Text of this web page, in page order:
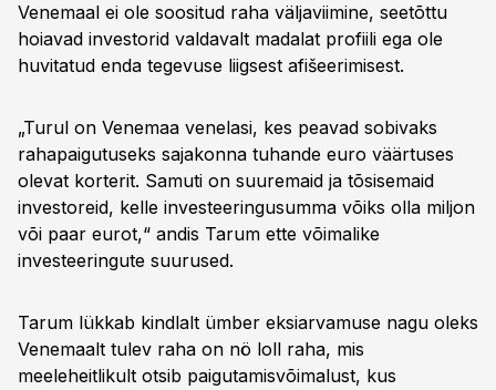
Venemaal ei ole soositud raha väljaviimine, seetõttu
hoiavad investorid valdavalt madalat profiili ega ole
huvitatud enda tegevuse liigsest afišeerimisest.
„Turul on Venemaa venelasi, kes peavad sobivaks
rahapaigutuseks sajakonna tuhande euro väärtuses
olevat korterit. Samuti on suuremaid ja tõsisemaid
investoreid, kelle investeeringusumma võiks olla miljon
või paar eurot,“ andis Tarum ette võimalike
investeeringute suurused.
Tarum lükkab kindlalt ümber eksiarvamuse nagu oleks
Venemaalt tulev raha on nö loll raha, mis
meeleheitlikult otsib paigutamisvõimalust, kus